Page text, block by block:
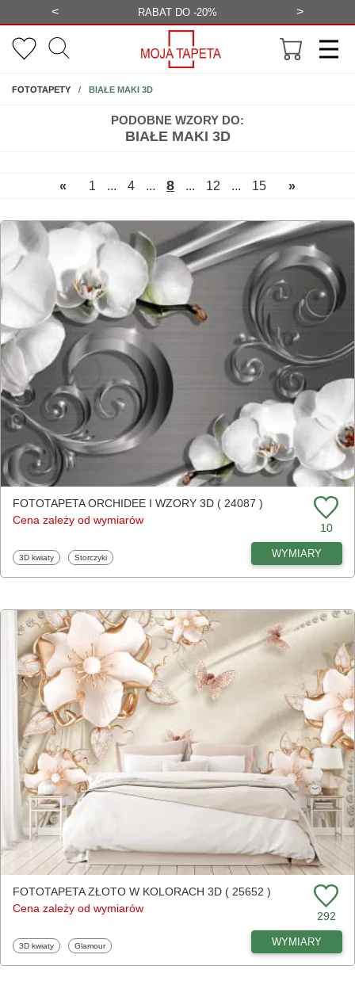
< BEZPŁATNA WIZUALIZACJA >
PODOBNE WZORY DO:
BIAŁE MAKI 3D
FOTOTAPETYNA ŚCIANĘ
BIAŁE MAKI 3D
« 1 ... 4 ... 8 ... 12 ... 15 »
FOTOTAPETA ORCHIDEE I WZORY 3D ( 24087 )
Cena zależy od wymiarów
10
Fototapety
3D kwiaty Fototapety
Storczyki WYMIARY
FOTOTAPETA ZŁOTO W KOLORACH 3D ( 25652 )
Cena zależy od wymiarów
292
Fototapety
3D kwiaty Fototapety
Glamour WYMIARY